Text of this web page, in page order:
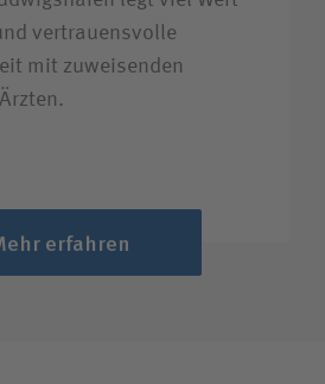
vertrauens­volle
mit zuweisenden
erfahren